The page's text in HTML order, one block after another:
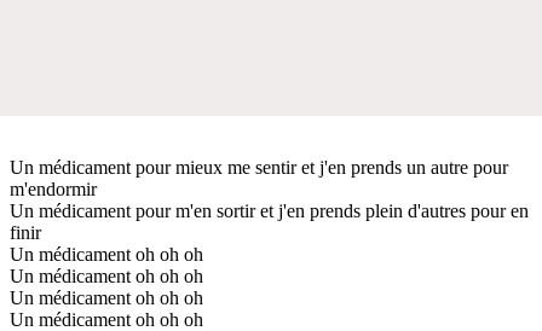
Un médicament pour mieux me sentir et j'en prends un autre pour
m'endormir
Un médicament pour m'en sortir et j'en prends plein d'autres pour en
finir
Un médicament oh oh oh
Un médicament oh oh oh
Un médicament oh oh oh
Un médicament oh oh oh